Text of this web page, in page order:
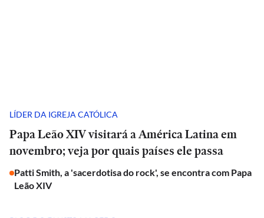
LÍDER DA IGREJA CATÓLICA
Papa Leão XIV visitará a América Latina em
novembro; veja por quais países ele passa
Patti Smith, a 'sacerdotisa do rock', se encontra com Papa
Leão XIV